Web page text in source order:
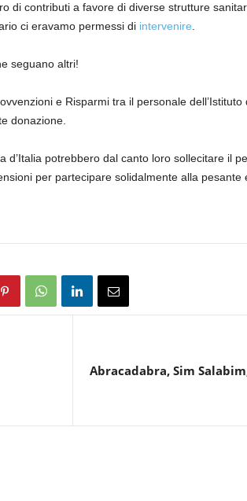
di contributi a favore di diverse strutture
ci eravamo permessi di intervenire
seguano altri!
e Risparmi tra il personale dell’Istituto
donazione.
d’Italia potrebbero dal canto loro sollecitare il
per partecipare solidalmente alla pesante
Abracadabra, Sim